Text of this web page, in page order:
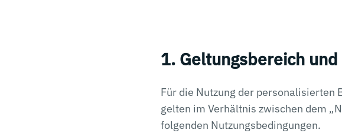
1. Geltungsbereich
Für die Nutzung der personalisierten
gelten im Verhältnis zwischen dem
folgenden Nutzungsbedingungen.